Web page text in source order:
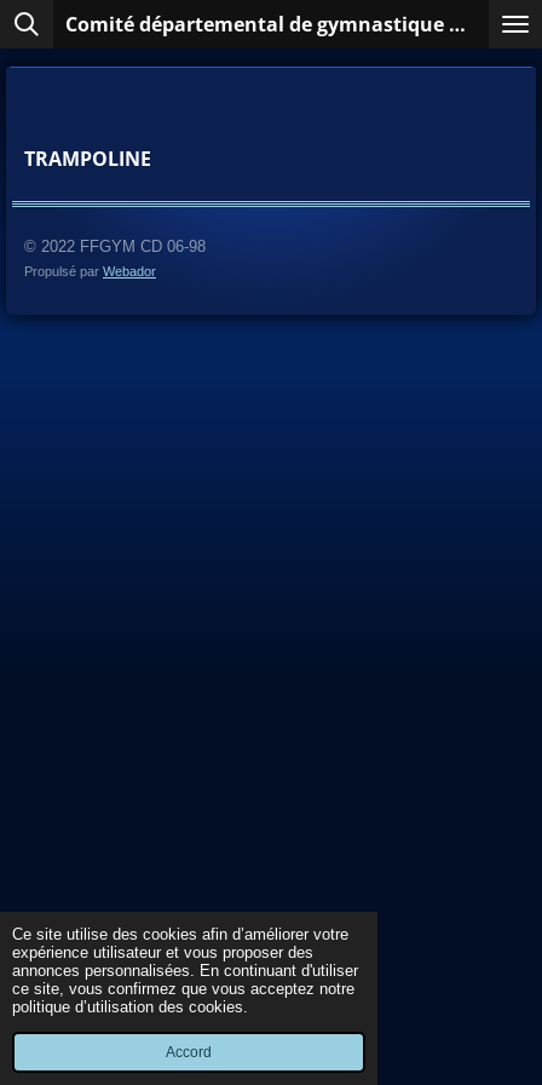
Ce site utilise des cookies afin d’améliorer votre
expérience utilisateur et vous proposer des
annonces personnalisées. En continuant d'utiliser
ce site, vous confirmez que vous acceptez notre
politique d’utilisation des cookies.
Accord
Passer
au
contenu
Comité départemental de gymnastique des Alpes-Maritimes et de Monaco
TRAMPOLINE
© 2022 FFGYM CD 06-98
Propulsé par Webador